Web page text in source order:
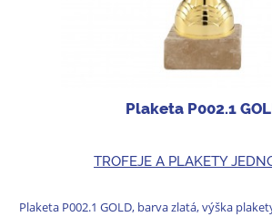
Plaketa P002.1
TROFEJE A PLAKETY
Plaketa P002.1 GOLD, barva zlatá, výška